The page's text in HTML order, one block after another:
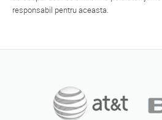
responsabil pentru aceasta.